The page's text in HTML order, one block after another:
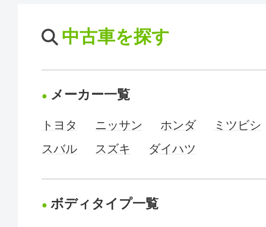
中古車を探す
メーカー一覧
トヨタ ニッサン ホンダ
ミツビシ
スバル
スズキ ダイハツ
ボディタイプ一覧